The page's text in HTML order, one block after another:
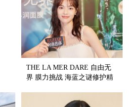
THE LA MER DARE 自由无
界 膜力挑战 海蓝之谜修护精